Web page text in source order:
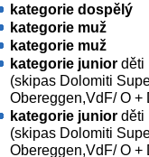
kategorie dospělý
kategorie muž
kategorie muž
kategorie junior děti
(skipas Dolomiti
Obereggen,VdF/ O +
kategorie junior děti
(skipas Dolomiti
Obereggen,VdF/ O +